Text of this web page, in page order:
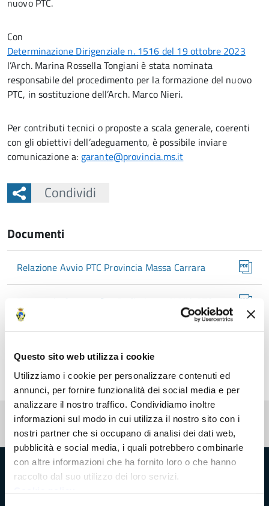
Questo sito web utilizza i cookie
Utilizziamo i cookie per personalizzare contenuti ed
annunci, per fornire funzionalità dei social media e per
analizzare il nostro traffico. Condividiamo inoltre
informazioni sul modo in cui utilizza il nostro sito con i
nostri partner che si occupano di analisi dei dati web,
pubblicità e social media, i quali potrebbero combinarle
con altre informazioni che ha fornito loro o che hanno
raccolto dal suo utilizzo dei loro servizi.
nuovo PTC.
Con
Determinazione Dirigenziale n. 1516 del 19 ottobre 2023
l’Arch. Marina Rossella Tongiani è stata nominata
responsabile del procedimento per la formazione del nuovo
PTC, in sostituzione dell’Arch. Marco Nieri.
Per contributi tecnici o proposte a scala generale, coerenti
con gli obiettivi dell’adeguamento, è possibile inviare
comunicazione a: garante@provincia.ms.it
Condividi
Documenti
Relazione Avvio PTC Provincia Massa Carrara
Repertorio Cartografico Preliminare AVVIO PTC
MS
Documento Preliminare VAS PTC MS
Pubblicato: 01 Dicembre 2023
—
Ultima modifica: 05 Dicembre 2023
Provincia di Massa‑Carrara